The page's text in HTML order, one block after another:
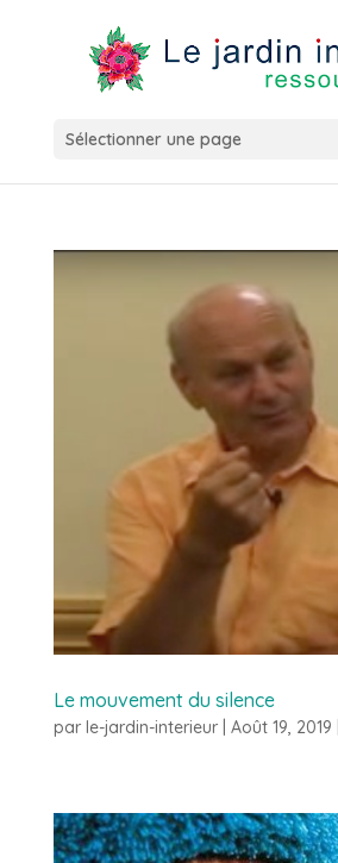
Sélectionner une page
Le mouvement du silence
par le-jardin-interieur| Août 19, 2019